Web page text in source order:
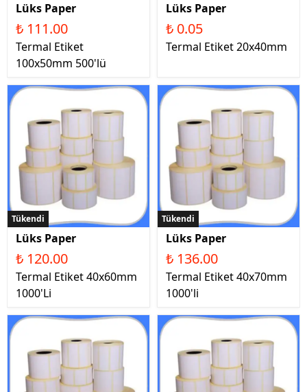
Lüks Paper
₺ 111.00
Termal Etiket
100x50mm 500'lü
Lüks Paper
₺ 0.05
Termal Etiket 20x40mm
Tükendi
Lüks Paper
₺ 120.00
Termal Etiket 40x60mm
1000'Li
Tükendi
Lüks Paper
₺ 136.00
Termal Etiket 40x70mm
1000'li